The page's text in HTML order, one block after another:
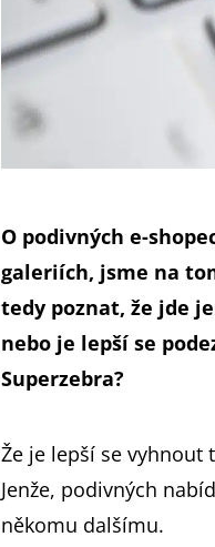
O podivných e-
galeriích, jsme na
tedy poznat, že jde
nebo je lepší se
Superzebra?
Že je lepší se vyhnout
Jenže, podivných
někomu dalšímu.